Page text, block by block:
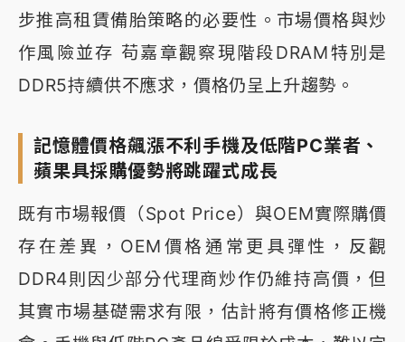
步推高租賃備胎策略的必要性。市場價格與炒
作風險並存 苟嘉章觀察現階段DRAM特別是
DDR5持續供不應求，價格仍呈上升趨勢。
記憶體價格飆漲不利手機及低階PC業者、
蘋果具採購優勢將跳躍式成長
既有市場報價（Spot Price）與OEM實際購價
存在差異，OEM價格通常更具彈性，反觀
DDR4則因少部分代理商炒作仍維持高價，但
其實市場基礎需求有限，估計將有價格修正機